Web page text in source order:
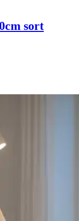
sort